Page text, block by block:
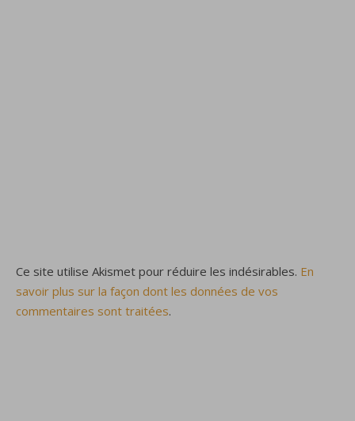
Ce site utilise Akismet pour réduire les indésirables. En
savoir plus sur la façon dont les données de vos
commentaires sont traitées.